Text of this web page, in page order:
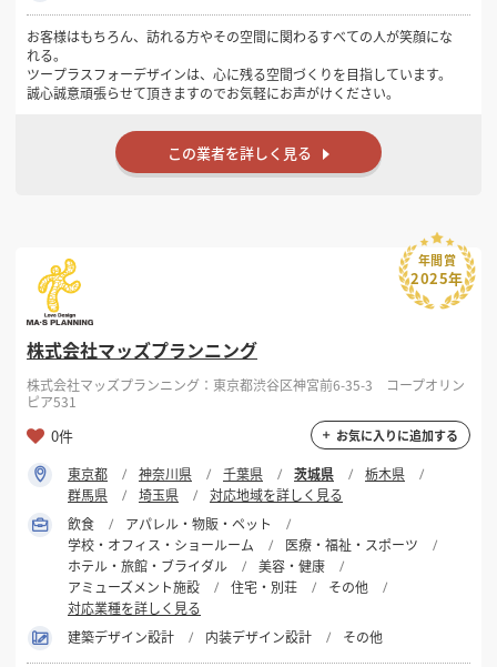
お客様はもちろん、訪れる方やその空間に関わるすべての人が笑顔にな
れる。
ツープラスフォーデザインは、心に残る空間づくりを目指しています。
誠心誠意頑張らせて頂きますのでお気軽にお声がけください。
この業者を詳しく見る
株式会社マッズプランニング
株式会社マッズプランニング：東京都渋谷区神宮前6-35-3 コープオリン
ピア531
0件 お気に入りに追加する
年間賞
2025年
東京都 神奈川県 千葉県 茨城県
栃木県
群馬県
埼玉県
対応地域を詳しく見る
飲食
アパレル・物販・ペット
学校・オフィス・ショールーム
医療・福祉・スポーツ
ホテル・旅館・ブライダル
美容・健康
アミューズメント施設
住宅・別荘
その他
対応業種を詳しく見る
建築デザイン設計
内装デザイン設計 その他